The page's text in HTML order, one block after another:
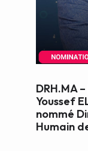
DRH.MA
Youssef
nommé
Humain